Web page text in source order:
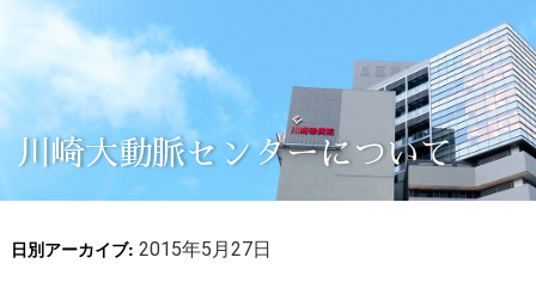
大動脈瘤について 基本編
3分でわかる大動脈瘤・大動脈
大動脈瘤
大動脈解離（解離性大動脈瘤）
胸部大動脈瘤の治療
腹部大動脈瘤の治療
川崎大動脈センターについて
日別アーカイブ: 2015年5月27日